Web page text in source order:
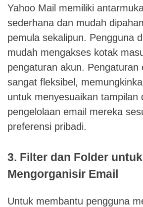
Yahoo Mail memiliki
sederhana dan mudah
pemula sekalipun. Pengguna
mudah mengakses kotak
pengaturan akun. Pengaturan
sangat fleksibel,
untuk menyesuaikan tampilan
pengelolaan email mereka
preferensi pribadi.
3. Filter dan Folder untuk
Mengorganisir Email
Untuk membantu pengguna